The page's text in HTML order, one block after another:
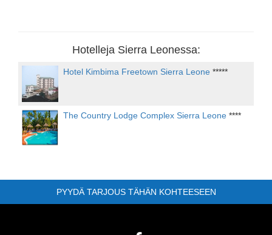
Hotelleja Sierra Leonessa:
Hotel Kimbima Freetown Sierra Leone *****
The Country Lodge Complex Sierra Leone ****
PYYDÄ TARJOUS TÄHÄN KOHTEESEEN